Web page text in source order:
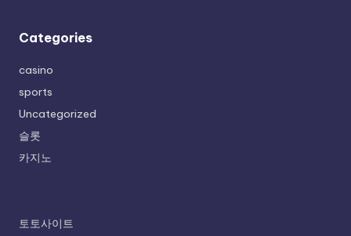
Categories
casino
sports
Uncategorized
슬롯
카지노
토토사이트